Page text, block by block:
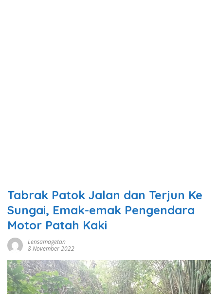
Tabrak Patok Jalan dan Terjun Ke
Sungai, Emak-emak Pengendara
Motor Patah Kaki
Lensamagetan
8 November 2022